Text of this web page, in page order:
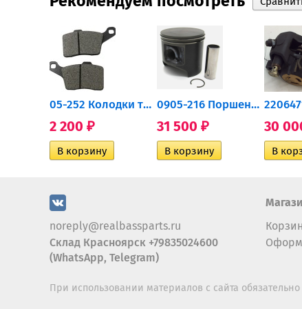
05-252 Колодки тормозные...
2 200 ₽
0905-216 Поршень Arctic Cat...
31 500 ₽ 30
noreply@realbassparts.ru
Склад Красноярск +79835024600
(WhatsApp, Telegram)
При использовании материалов с сайта